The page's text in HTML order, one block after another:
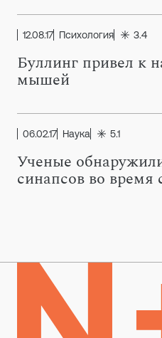
12.08.17 Психология 3.4
Буллинг привел к
мышей
06.02.17 Наука 5.1
Ученые
синапсов во время